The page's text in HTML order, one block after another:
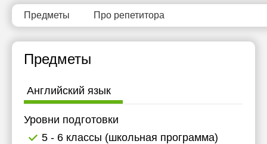
Предметы Про репетитора
Предметы
Английский язык
Уровни подготовки
5 - 6 классы (школьная программа)